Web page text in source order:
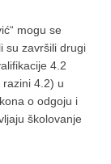
mogu se
su završili drugi
4.2
4.2) u
o odgoju i
školovanje